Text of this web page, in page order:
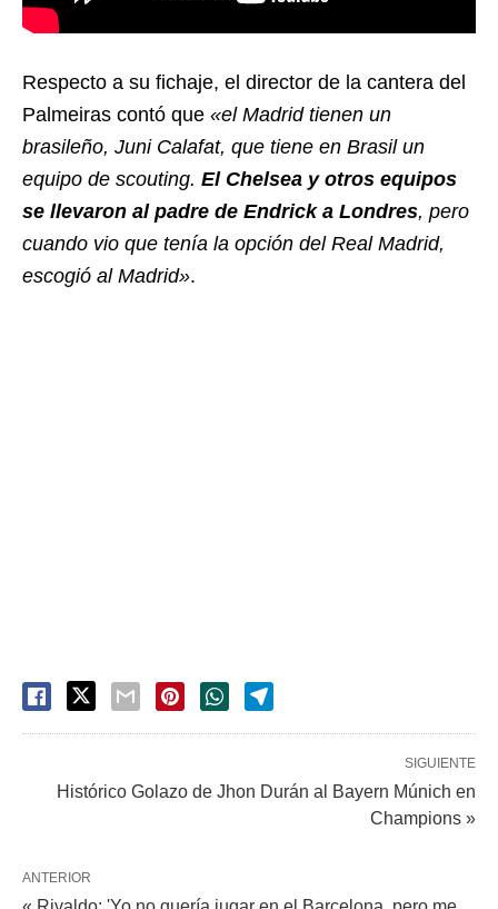
Respecto a su fichaje, el director de la cantera del
Palmeiras contó que «el Madrid tienen un
brasileño, Juni Calafat, que tiene en Brasil un
equipo de scouting. El Chelsea y otros equipos
se llevaron al padre de Endrick a Londres, pero
cuando vio que tenía la opción del Real Madrid,
escogió al Madrid».
SIGUIENTE
Histórico Golazo de Jhon Durán al Bayern Múnich en
Champions »
ANTERIOR